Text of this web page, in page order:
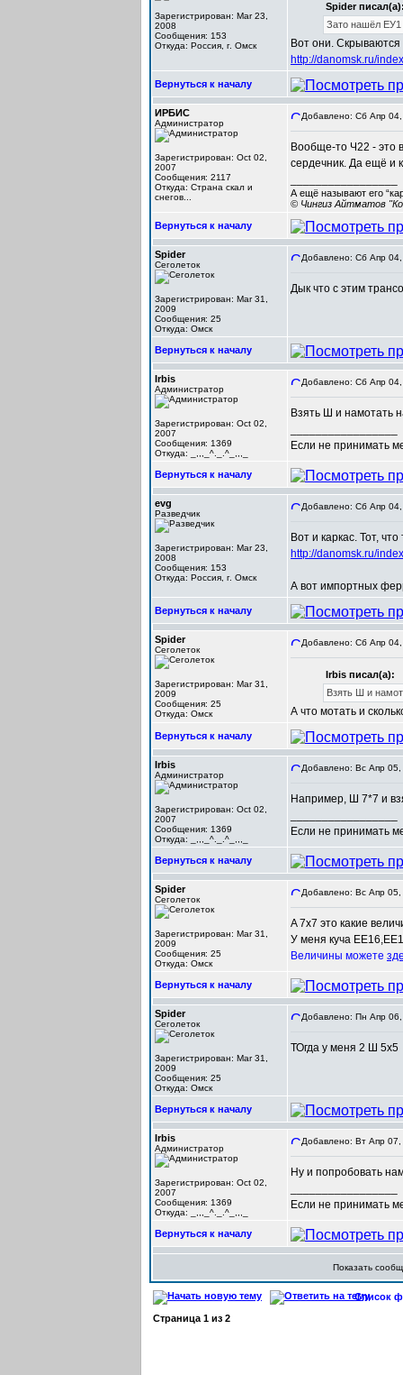
Зарегистрирован: Mar 23,
2008
Сообщения: 153
Откуда: Россия, г. Омск
Spider
Зато нашёл ЕУ1
Вот они. Скрываются
http://danomsk.ru/
Вернуться к началу
ИРБИС
Администратор
Зарегистрирован: Oct 02,
2007
Сообщения: 2117
Откуда: Cтрана скал и
снегов...
Добавлено: Сб Апр
Вообще-то Ч22 - это
сердечник. Да ещё и
А ещё называют его
© Чингиз Айтматов
Вернуться к началу
Spider
Сеголеток
Зарегистрирован: Mar 31,
2009
Сообщения: 25
Откуда: Омск
Добавлено: Сб Апр
Дык что с этим
Вернуться к началу
Irbis
Администратор
Зарегистрирован: Oct 02,
2007
Сообщения: 1369
Откуда: _,,,_^._.^_,,,_
Добавлено: Сб Апр
Взять Ш и намотать
Если не принимать
Вернуться к началу
evg
Разведчик
Зарегистрирован: Mar 23,
2008
Сообщения: 153
Откуда: Россия, г. Омск
Добавлено: Сб Апр
Вот и каркас. Тот,
http://danomsk.ru/
А вот импортных
Вернуться к началу
Spider
Сеголеток
Зарегистрирован: Mar 31,
2009
Сообщения: 25
Откуда: Омск
Добавлено: Сб Апр
Irbis писал(а):
Взять Ш и
А что мотать и
Вернуться к началу
Irbis
Администратор
Зарегистрирован: Oct 02,
2007
Сообщения: 1369
Откуда: _,,,_^._.^_,,,_
Добавлено: Вс Апр
Например, Ш 7*7 и
Если не принимать
Вернуться к началу
Spider
Сеголеток
Зарегистрирован: Mar 31,
2009
Сообщения: 25
Откуда: Омск
Добавлено: Вс Апр
A 7x7 это какие
У меня куча
Величины можете
Вернуться к началу
Spider
Сеголеток
Зарегистрирован: Mar 31,
2009
Сообщения: 25
Откуда: Омск
Добавлено: Пн Апр
ТОгда у меня 2 Ш 5х5
Вернуться к началу
Irbis
Администратор
Зарегистрирован: Oct 02,
2007
Сообщения: 1369
Откуда: _,,,_^._.^_,,,_
Добавлено: Вт Апр
Ну и попробовать
Если не принимать
Вернуться к началу
Показать
Список
Страница 1 из 2